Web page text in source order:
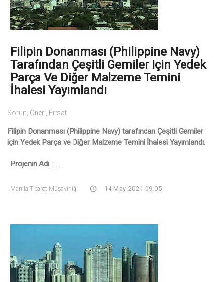
Filipin Donanması (Philippine Navy)
Tarafından Çeşitli Gemiler Için Yedek
Parça Ve Diğer Malzeme Temini
İhalesi Yayımlandı
Sorun, Öneri, Fırsat
Filipin Donanması (Philippine Navy) tarafından Çeşitli Gemiler
için Yedek Parça ve Diğer Malzeme Temini İhalesi Yayımlandı.
Projenin Adı : ...
Manila Ticaret Müşavirliği 14 May 2021 09:05